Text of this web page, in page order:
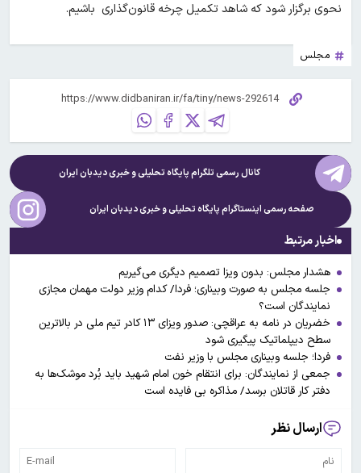
نحوی برگزار شود که شاهد تکمیل چرخه قانون‌گذاری باشیم.
مجلس
کانال رسمی تلگرام پایگاه تحلیلی و خبریدیدبان ایران
صفحه رسمی اینستاگرام پایگاه تحلیلی و خبریدیدبان ایران
اخبار مرتبط
هشدار مجلس: بدون ویزا تصمیم دیگری می‌گیریم
جلسه مجلس به صورت وبیناری؛ فردا/ کدام وزیر دولت مهمان مجازی
نمایندگان است؟
خضریان در نامه به عراقچی: صدور ویزای ۱۳ کادر تیم ملی در بالاترین
سطح دیپلماتیک پیگیری شود
فردا؛ جلسه وبیناری مجلس با وزیر نفت
جمعی از نمایندگان: برای انتقام خون امام شهید باید بُرد موشک‌ها به
دفتر کار قاتلان برسد/ مذاکره بی فایده است
ارسال نظر